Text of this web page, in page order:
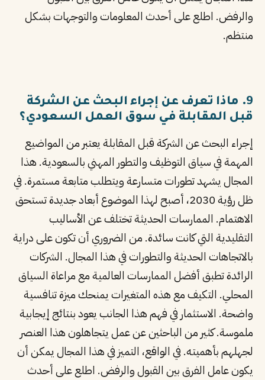
والرفض. اطلع على أحدث المعلومات والتوجهات بشكل
منتظم.
9. ماذا تعرف عن إجراء البحث عن الشركة
قبل المقابلة في سوق العمل السعودي؟
إجراء البحث عن الشركة قبل المقابلة يعتبر من المواضيع
المهمة في سياق التوظيف والتطور المهني بالسعودية. هذا
المجال يشهد تطورات متسارعة ويتطلب متابعة مستمرة. في
ظل رؤية 2030، أصبح لهذا الموضوع أبعاد جديدة تستحق
الاهتمام. الممارسات الحديثة تختلف عن الأساليب
التقليدية التي كانت سائدة. من الضروري أن تكون على دراية
بالاتجاهات الحديثة والتطورات في هذا المجال. الشركات
الرائدة تطبق أفضل الممارسات العالمية مع مراعاة السياق
المحلي. التكيف مع هذه المتغيرات يمنحك ميزة تنافسية
واضحة. الاستثمار في فهم هذا الجانب يعود بنتائج إيجابية
ملموسة. كثير من الباحثين عن عمل يتجاهلون هذا العنصر
لجهلهم بأهميته. في الواقع، التميز في هذا المجال يمكن أن
يكون عامل الفرق بين القبول والرفض. اطلع على أحدث